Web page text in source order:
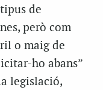
de
però com
o maig de
ho abans”
legislació,